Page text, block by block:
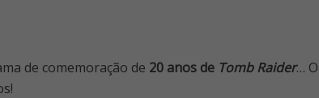
de comemoração de 20 anos de Tomb Raider…